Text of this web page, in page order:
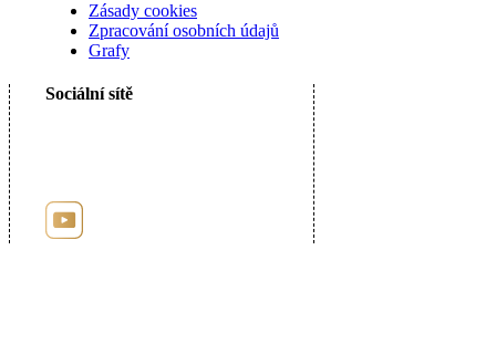
Zásady cookies
Zpracování osobních údajů
Grafy
Sociální sítě